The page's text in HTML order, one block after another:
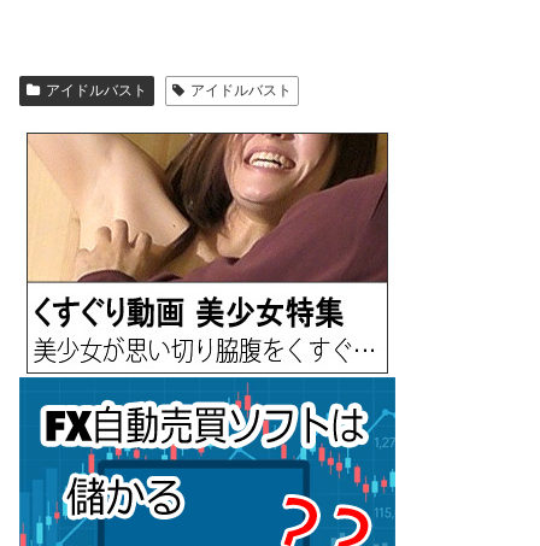
アイドルバスト アイドルバスト